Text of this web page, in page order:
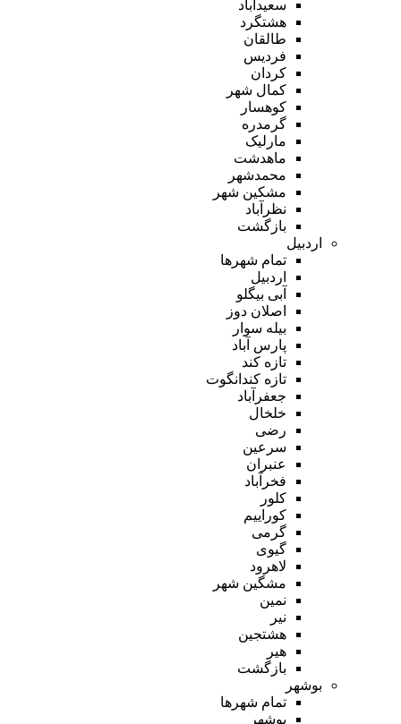
سعیدآباد
هشتگرد
طالقان
فردیس
کردان
کمال شهر
کوهسار
گرمدره
مارلیک
ماهدشت
محمدشهر
مشکین شهر
نظرآباد
بازگشت
اردبیل
تمام شهر‌ها
اردبیل
آبی بیگلو
اصلان دوز
بیله سوار
پارس آباد
تازه کند
تازه کندانگوت
جعفرآباد
خلخال
رضی
سرعین
عنبران
فخرآباد
کلور
کوراییم
گرمی
گیوی
لاهرود
مشگین شهر
نمین
نیر
هشتجین
هیر
بازگشت
بوشهر
تمام شهر‌ها
بوشهر